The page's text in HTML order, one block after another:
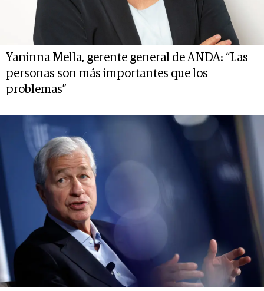
Yaninna Mella, gerente general de ANDA: “Las
personas son más importantes que los
problemas”